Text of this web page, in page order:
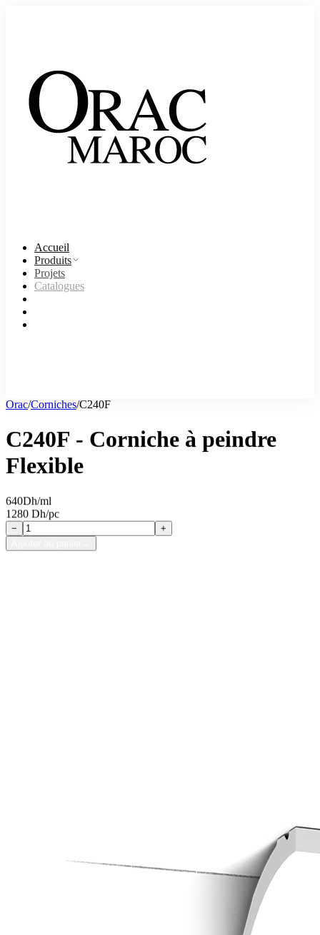
Accueil
Produits
Projets
Catalogues
Orac/Corniches/C240F
C240F - Corniche à peindre
Flexible
640Dh/ml
1280 Dh/pc
−
+